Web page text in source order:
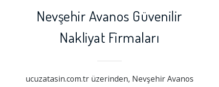
Nevşehir Avanos Güvenilir
Nakliyat Firmaları
ucuzatasin.com.tr üzerinden, Nevşehir Avanos